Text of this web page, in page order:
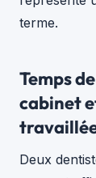
terme.
Temps
cabinet
Deux